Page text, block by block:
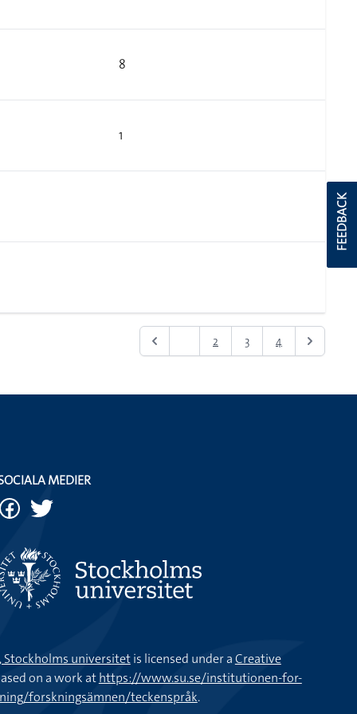
8
1
2 3 4
FEEDBACK
MEDIER
universitetis licensed under aCreative
on a work athttps://www.su.se/institutionen-for-
forskningsämnen/teckenspråk.